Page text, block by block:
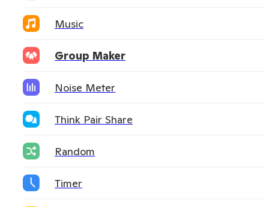
Music
Group Maker
Noise Meter
Think Pair Share
Random
Timer